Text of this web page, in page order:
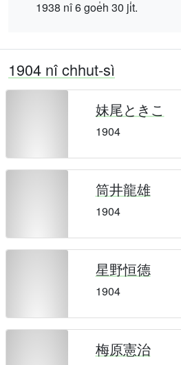
1938 nî 6 goe̍h 30 ji̍t.
1904 nî chhut-sì
妹尾ときこ
1904
筒井龍雄
1904
星野恒德
1904
梅原憲治